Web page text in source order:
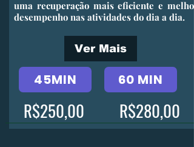
uma recuperação mais eficiente e melhor
desempenho nas atividades do dia a dia.
Ver Mais
45MIN 60 MIN
R$250,00 R$280,00